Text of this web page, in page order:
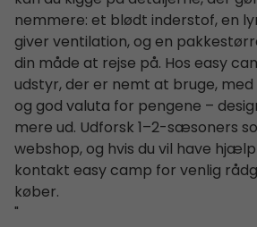
nemmere: et blødt inderstof, en
giver ventilation, og en
din måde at rejse på. Hos easy
udstyr, der er nemt at bruge,
og god valuta for pengene –
mere ud. Udforsk 1–2-sæsoners
webshop, og hvis du vil have
kontakt easy camp for venlig
køber.
"